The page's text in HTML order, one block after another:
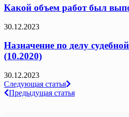
Какой объем работ был
30.12.2023
Назначение по делу
(10.2020)
30.12.2023
Навигация
по
Следующая статья
Предыдущая статья